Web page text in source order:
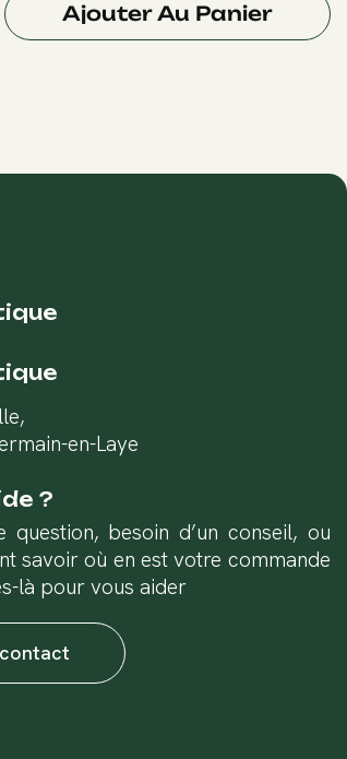
Ajouter Au Panier
en-Laye
?
question, besoin d’un conseil, ou
savoir où en est votre commande
là pour vous aider